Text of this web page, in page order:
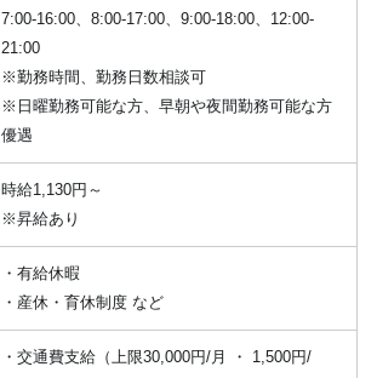
7:00-16:00、8:00-17:00、9:00-18:00、12:00-
21:00
※勤務時間、勤務日数相談可
※日曜勤務可能な方、早朝や夜間勤務可能な方
優遇
時給1,130円～
※昇給あり
・有給休暇
・産休・育休制度 など
・交通費支給（上限30,000円/月 ・ 1,500円/